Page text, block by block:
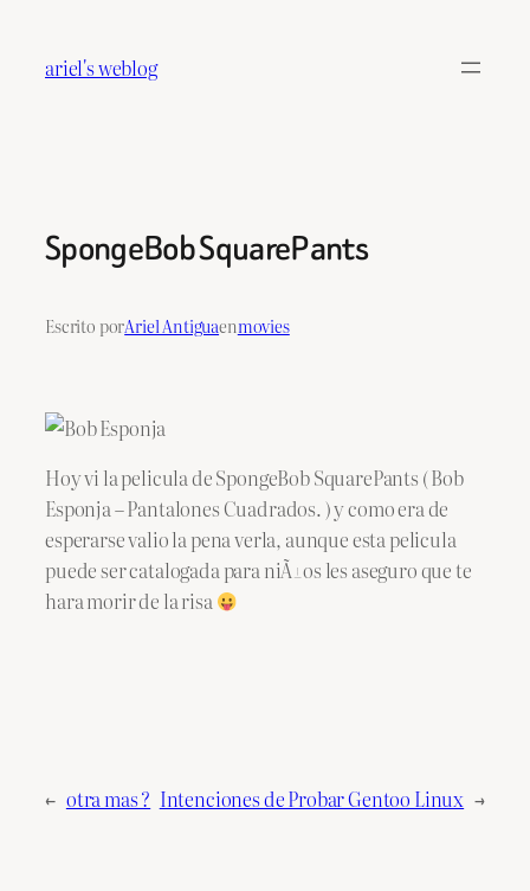
contenido
ariel's weblog
SpongeBob SquarePants
Escrito porAriel Antiguaenmovies
Hoy vi la pelicula de SpongeBob SquarePants ( Bob
Esponja – Pantalones Cuadrados. ) y como era de
esperarse valio la pena verla, aunque esta pelicula
puede ser catalogada para niÃ±os les aseguro que te
hara morir de la risa
← otra mas ? Intenciones de Probar Gentoo Linux →